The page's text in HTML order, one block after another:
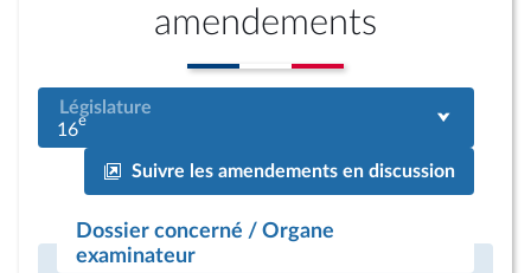
amendements
Législature
16e
Suivre les amendements en discussion
Dossier concerné / Organe
examinateur